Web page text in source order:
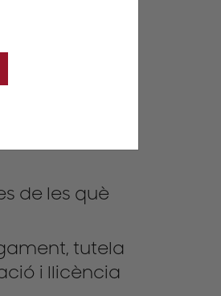
científics
de les què
tutela
i llicència